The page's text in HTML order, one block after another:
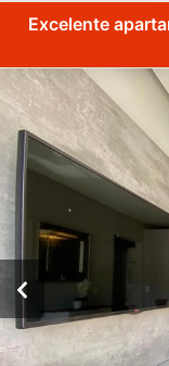
Excelente